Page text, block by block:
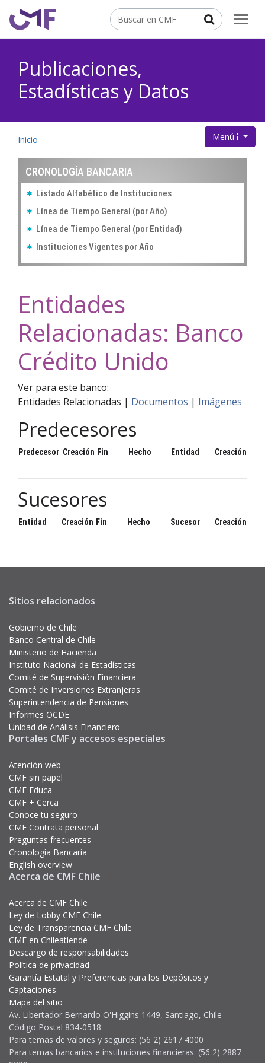
principal
Buscar
Publicaciones,
Estadísticas y Datos
Menú .
Inicio Cronología
CRONOLOGÍA BANCARIA
Listado Alfabético de Instituciones
Línea de Tiempo General (por Año)
Línea de Tiempo General (por Entidad)
Instituciones Vigentes por Año
Entidades
Relacionadas: Banco
Crédito Unido
Ver para este banco:
Entidades Relacionadas | Documentos | Imágenes
Predecesores
Predecesor Creación Fin Hecho Entidad Creación
Sucesores
Entidad Creación Fin Hecho Sucesor Creación
Sitios relacionados
Gobierno de Chile
Banco Central de Chile
Ministerio de Hacienda
Instituto Nacional de Estadísticas
Comité de Supervisión Financiera
Comité de Inversiones Extranjeras
Superintendencia de Pensiones
Informes OCDE
Unidad de Análisis Financiero
Portales CMF y accesos especiales
Atención web
CMF sin papel
CMF Educa
CMF + Cerca
Conoce tu seguro
CMF Contrata personal
Preguntas frecuentes
Cronología Bancaria
English overview
Acerca de CMF Chile
Acerca de CMF Chile
Ley de Lobby CMF Chile
Ley de Transparencia CMF Chile
CMF en Chileatiende
Descargo de responsabilidades
Política de privacidad
Garantía Estatal y Preferencias para los Depósitos y
Captaciones
Mapa del sitio
Av. Libertador Bernardo O'Higgins 1449, Santiago, Chile
Código Postal 834-0518
Para temas de valores y seguros: (56 2) 2617 4000
Para temas bancarios e instituciones financieras: (56 2) 2887